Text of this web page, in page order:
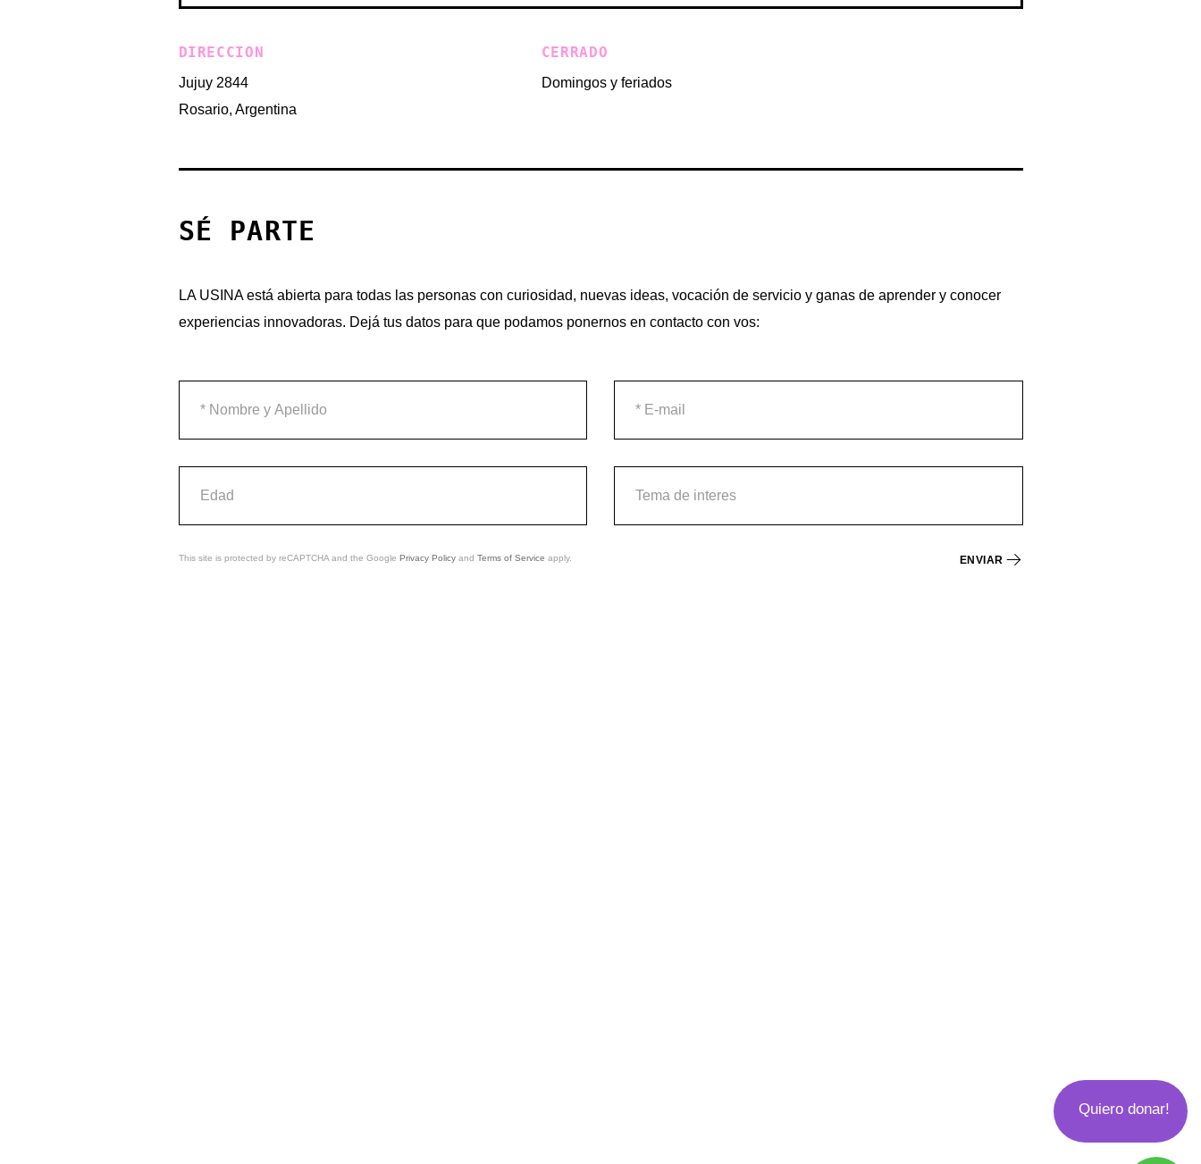
DIRECCION
Jujuy 2844
Rosario, Argentina
CERRADO
Domingos y feriados
SÉ PARTE
LA USINA está abierta para todas las personas con curiosidad, nuevas ideas, vocación de servicio y ganas de aprender y conocer
experiencias innovadoras. Dejá tus datos para que podamos ponernos en contacto con vos:
This site is protected by reCAPTCHA and the Google Privacy Policyand Terms of Service apply. ENVIAR
Quiero donar!